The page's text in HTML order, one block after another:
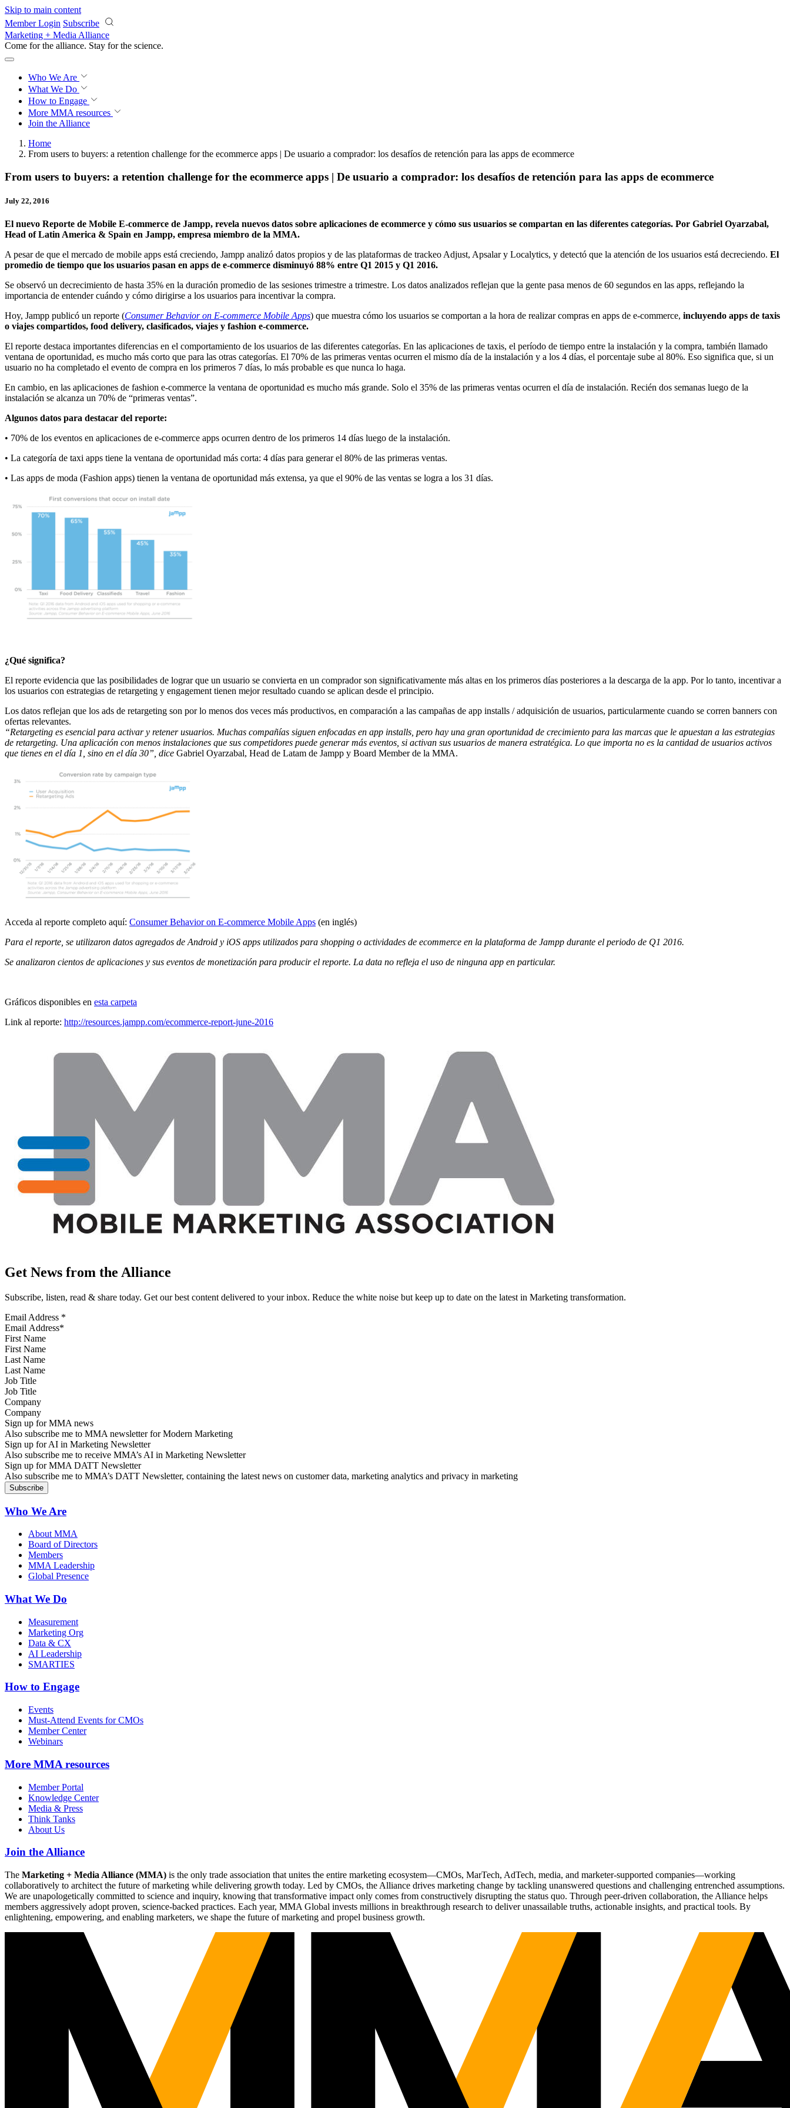
Skip to main content
Member Login Subscribe
Marketing + Media Alliance
Come for the alliance. Stay for the science.
Who We Are
What We Do
How to Engage
More MMA resources
Join the Alliance
Home
From users to buyers: a retention challenge for the ecommerce apps | De usuario a comprador: los desafíos de retención para las apps de ecommerce
From users to buyers: a retention challenge for the ecommerce apps | De usuario a comprador: los desafíos de retención para las apps de ecommerce
July 22, 2016
El nuevo Reporte de Mobile E-commerce de Jampp, revela nuevos datos sobre aplicaciones de ecommerce y cómo sus usuarios se compartan en las diferentes categorías. Por Gabriel Oyarzabal,
Head of Latin America & Spain en Jampp, empresa miembro de la MMA.
A pesar de que el mercado de mobile apps está creciendo, Jampp analizó datos propios y de las plataformas de trackeo Adjust, Apsalar y Localytics, y detectó que la atención de los usuarios está decreciendo. El
promedio de tiempo que los usuarios pasan en apps de e-commerce disminuyó 88% entre Q1 2015 y Q1 2016.
Se observó un decrecimiento de hasta 35% en la duración promedio de las sesiones trimestre a trimestre. Los datos analizados reflejan que la gente pasa menos de 60 segundos en las apps, reflejando la
importancia de entender cuándo y cómo dirigirse a los usuarios para incentivar la compra.
Hoy, Jampp publicó un reporte (Consumer Behavior on E-commerce Mobile Apps) que muestra cómo los usuarios se comportan a la hora de realizar compras en apps de e-commerce, incluyendo apps de taxis
o viajes compartidos, food delivery, clasificados, viajes y fashion e-commerce.
El reporte destaca importantes diferencias en el comportamiento de los usuarios de las diferentes categorías. En las aplicaciones de taxis, el período de tiempo entre la instalación y la compra, también llamado
ventana de oportunidad, es mucho más corto que para las otras categorías. El 70% de las primeras ventas ocurren el mismo día de la instalación y a los 4 días, el porcentaje sube al 80%. Eso significa que, si un
usuario no ha completado el evento de compra en los primeros 7 días, lo más probable es que nunca lo haga.
En cambio, en las aplicaciones de fashion e-commerce la ventana de oportunidad es mucho más grande. Solo el 35% de las primeras ventas ocurren el día de instalación. Recién dos semanas luego de la
instalación se alcanza un 70% de “primeras ventas”.
Algunos datos para destacar del reporte:
• 70% de los eventos en aplicaciones de e-commerce apps ocurren dentro de los primeros 14 días luego de la instalación.
• La categoría de taxi apps tiene la ventana de oportunidad más corta: 4 días para generar el 80% de las primeras ventas.
• Las apps de moda (Fashion apps) tienen la ventana de oportunidad más extensa, ya que el 90% de las ventas se logra a los 31 días.
¿Qué significa?
El reporte evidencia que las posibilidades de lograr que un usuario se convierta en un comprador son significativamente más altas en los primeros días posteriores a la descarga de la app. Por lo tanto, incentivar a
los usuarios con estrategias de retargeting y engagement tienen mejor resultado cuando se aplican desde el principio.
Los datos reflejan que los ads de retargeting son por lo menos dos veces más productivos, en comparación a las campañas de app installs / adquisición de usuarios, particularmente cuando se corren banners con
ofertas relevantes.
“Retargeting es esencial para activar y retener usuarios. Muchas compañías siguen enfocadas en app installs, pero hay una gran oportunidad de crecimiento para las marcas que le apuestan a las estrategias
de retargeting. Una aplicación con menos instalaciones que sus competidores puede generar más eventos, si activan sus usuarios de manera estratégica. Lo que importa no es la cantidad de usuarios activos
que tienes en el día 1, sino en el día 30”, dice Gabriel Oyarzabal, Head de Latam de Jampp y Board Member de la MMA.
Acceda al reporte completo aquí: Consumer Behavior on E-commerce Mobile Apps (en inglés)
Para el reporte, se utilizaron datos agregados de Android y iOS apps utilizados para shopping o actividades de ecommerce en la plataforma de Jampp durante el periodo de Q1 2016.
Se analizaron cientos de aplicaciones y sus eventos de monetización para producir el reporte. La data no refleja el uso de ninguna app en particular.
Gráficos disponibles en esta carpeta
Link al reporte: http://resources.jampp.com/ecommerce-report-june-2016
Get News from the Alliance
Subscribe, listen, read & share today. Get our best content delivered to your inbox. Reduce the white noise but keep up to date on the latest in Marketing transformation.
Email Address *
First Name
Last Name
Job Title
Company
Sign up for MMA news
Also subscribe me to MMA newsletter for Modern Marketing
Sign up for AI in Marketing Newsletter
Also subscribe me to receive MMA’s AI in Marketing Newsletter
Sign up for MMA DATT Newsletter
Also subscribe me to MMA’s DATT Newsletter, containing the latest news on customer data, marketing analytics and privacy in marketing
Who We Are
About MMA
Board of Directors
Members
MMA Leadership
Global Presence
What We Do
Measurement
Marketing Org
Data & CX
AI Leadership
SMARTIES
How to Engage
Events
Must-Attend Events for CMOs
Member Center
Webinars
More MMA resources
Member Portal
Knowledge Center
Media & Press
Think Tanks
About Us
Join the Alliance
The Marketing + Media Alliance (MMA) is the only trade association that unites the entire marketing ecosystem—CMOs, MarTech, AdTech, media, and marketer-supported companies—working
collaboratively to architect the future of marketing while delivering growth today. Led by CMOs, the Alliance drives marketing change by tackling unanswered questions and challenging entrenched assumptions.
We are unapologetically committed to science and inquiry, knowing that transformative impact only comes from constructively disrupting the status quo. Through peer-driven collaboration, the Alliance helps
members aggressively adopt proven, science-backed practices. Each year, MMA Global invests millions in breakthrough research to deliver unassailable truths, actionable insights, and practical tools. By
enlightening, empowering, and enabling marketers, we shape the future of marketing and propel business growth.